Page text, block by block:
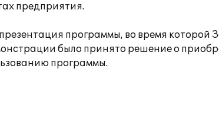
предприятия.
программы, во время которой
было принято решение о
программы.